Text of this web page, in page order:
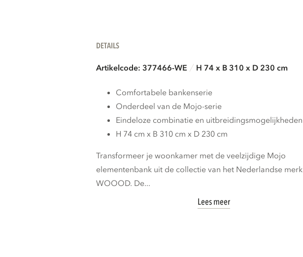
DETAILS
Artikelcode: 377466-WE H 74 x B 310 x D 230 cm
Comfortabele bankenserie
Onderdeel van de Mojo-serie
Eindeloze combinatie en uitbreidingsmogelijkheden
H 74 cm x B 310 cm x D 230 cm
Transformeer je woonkamer met de veelzijdige Mojo
elementenbank uit de collectie van het Nederlandse merk
WOOOD. De...
Lees meer